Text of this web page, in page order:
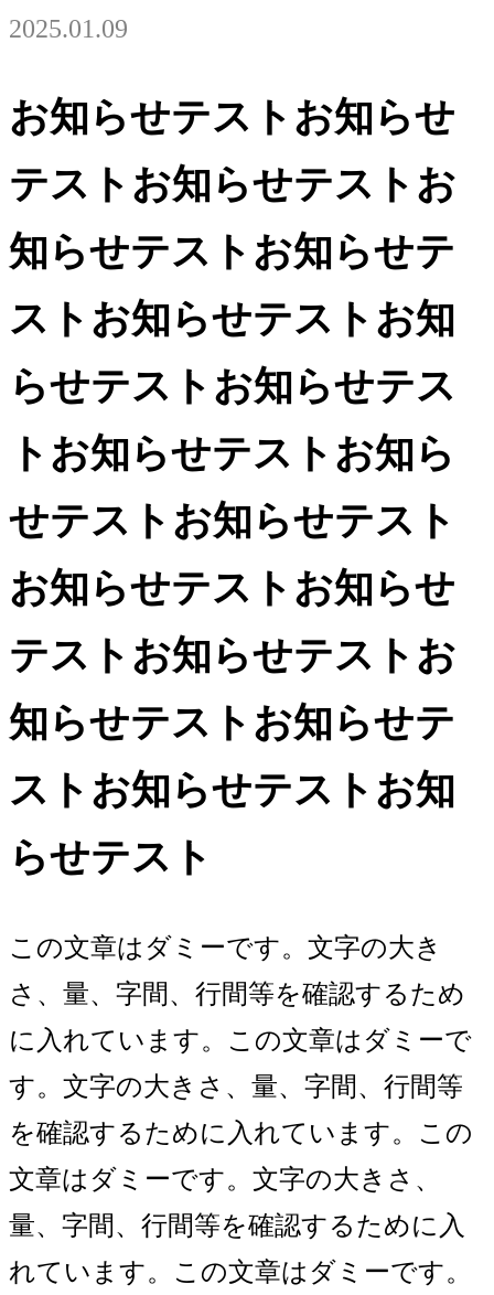
せテストお知らせテストお知らせテ
お知らせテストお知らせテスト
2025.01.09
お知らせテストお知らせ
テストお知らせテストお
知らせテストお知らせテ
ストお知らせテストお知
らせテストお知らせテス
トお知らせテストお知ら
せテストお知らせテスト
お知らせテストお知らせ
テストお知らせテストお
知らせテストお知らせテ
ストお知らせテストお知
らせテスト
この文章はダミーです。文字の大き
さ、量、字間、行間等を確認するため
に入れています。この文章はダミーで
す。文字の大きさ、量、字間、行間等
を確認するために入れています。この
文章はダミーです。文字の大きさ、
量、字間、行間等を確認するために入
れています。この文章はダミーです。